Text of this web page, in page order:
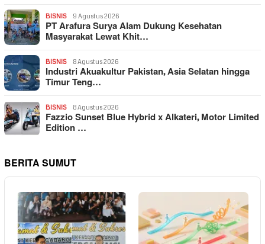
BISNIS 9 Agustus 2026
PT Arafura Surya Alam Dukung Kesehatan
Masyarakat Lewat Khit…
BISNIS 8 Agustus 2026
Industri Akuakultur Pakistan, Asia Selatan hingga
Timur Teng…
BISNIS 8 Agustus 2026
Fazzio Sunset Blue Hybrid x Alkateri, Motor Limited
Edition …
BERITA SUMUT